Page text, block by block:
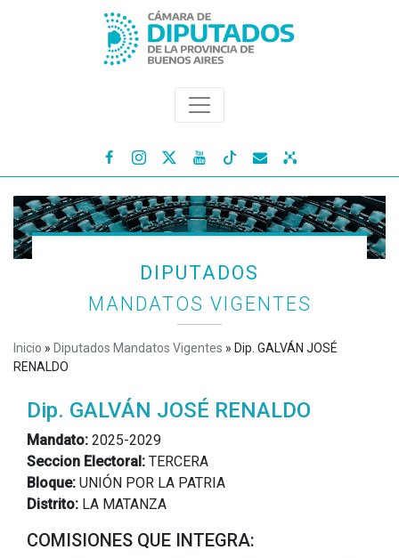
   
DIPUTADOS
MANDATOS VIGENTES
Inicio » Diputados Mandatos Vigentes » Dip. GALVÁN JOSÉ
RENALDO
Dip. GALVÁN JOSÉ RENALDO
Mandato: 2025-2029
Seccion Electoral: TERCERA
Bloque: UNIÓN POR LA PATRIA
Distrito: LA MATANZA
COMISIONES QUE INTEGRA: